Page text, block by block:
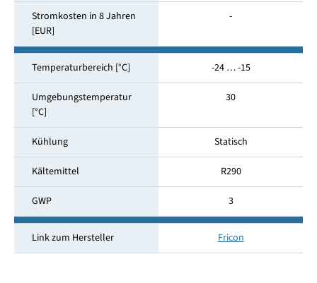
Stromkosten in 8 Jahren
[EUR]
-
Temperaturbereich [°C] -24 … -15
Umgebungstemperatur
[°C]
30
Kühlung Statisch
Kältemittel R290
GWP 3
Link zum Hersteller Fricon